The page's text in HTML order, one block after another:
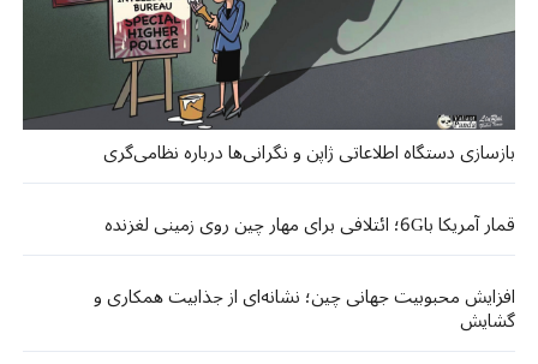
بازسازی دستگاه اطلاعاتی ژاپن و نگرانی‌ها درباره نظامی‌گری
قمار آمریکا با6G؛ ائتلافی برای مهار چین روی زمینی لغزنده
افزایش محبوبیت جهانی چین؛ نشانه‌ای از جذابیت همکاری و
گشایش